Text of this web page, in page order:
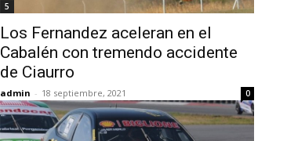
5
Los Fernandez aceleran en el
Cabalén con tremendo accidente
de Ciaurro
admin - 18 septiembre, 2021 0